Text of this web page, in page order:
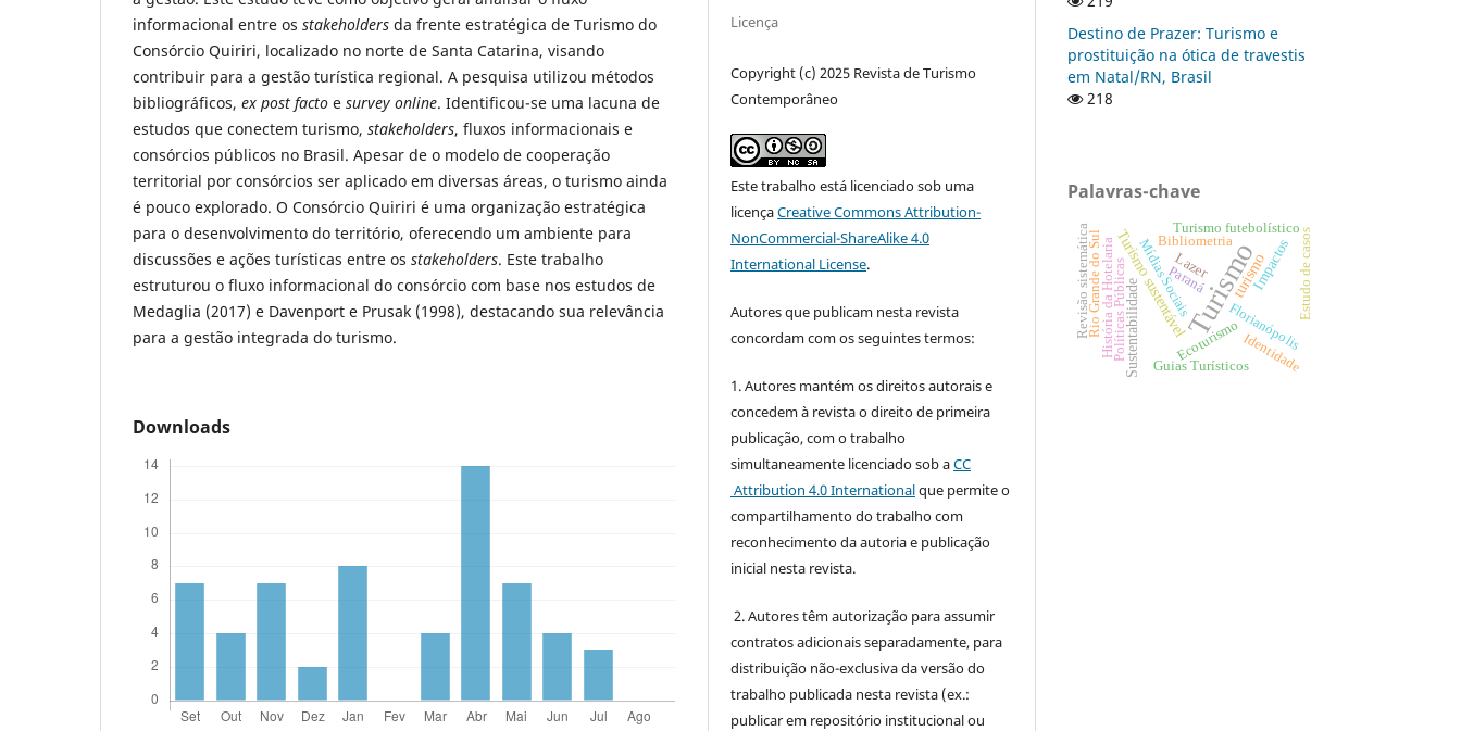
informacional entre os stakeholders da frente estratégica de Turismo do
Consórcio Quiriri, localizado no norte de Santa Catarina, visando
contribuir para a gestão turística regional. A pesquisa utilizou métodos
bibliográficos, ex post facto e survey online. Identificou-se uma lacuna de
estudos que conectem turismo, stakeholders, fluxos informacionais e
consórcios públicos no Brasil. Apesar de o modelo de cooperação
territorial por consórcios ser aplicado em diversas áreas, o turismo ainda
é pouco explorado. O Consórcio Quiriri é uma organização estratégica
para o desenvolvimento do território, oferecendo um ambiente para
discussões e ações turísticas entre os stakeholders. Este trabalho
estruturou o fluxo informacional do consórcio com base nos estudos de
Medaglia (2017) e Davenport e Prusak (1998), destacando sua relevância
para a gestão integrada do turismo.
Downloads
Licença
Copyright (c) 2025 Revista de Turismo
Contemporâneo
Este trabalho está licenciado sob uma
licençaCreative Commons Attribution-
NonCommercial-ShareAlike 4.0
International License.
Autores que publicam nesta revista
concordam com os seguintes termos:
1. Autores mantém os direitos autorais e
concedem à revista o direito de primeira
publicação, com o trabalho
simultaneamente licenciado sob aCC
Attribution 4.0 Internationalque permite o
compartilhamento do trabalho com
reconhecimento da autoria e publicação
inicial nesta revista.
2. Autores têm autorização para assumir
contratos adicionais separadamente, para
distribuição não-exclusiva da versão do
trabalho publicada nesta revista (ex.:
publicar em repositório institucional ou
Destino de Prazer: Turismo e
prostituição na ótica de travestis
em Natal/RN, Brasil
218
Palavras-chave
Turismo
Turismo sustentável turismoImpactos
Lazer
Sustentabilidade EcoturismoFlorianópolis
Mídias Sociais
Paraná
Políticas Públicas
Bibliometria
Identidade
História da Hotelaria
Rio Grande do Sul
Guias Turísticos
Turismo futebolístico
Revisão sistemática Estudo de casos